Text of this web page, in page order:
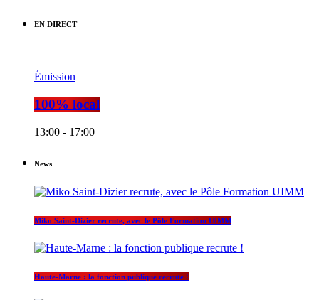
EN DIRECT
Émission
100% local
13:00 - 17:00
News
Miko Saint-Dizier recrute, avec le Pôle Formation UIMM
Haute-Marne : la fonction publique recrute !